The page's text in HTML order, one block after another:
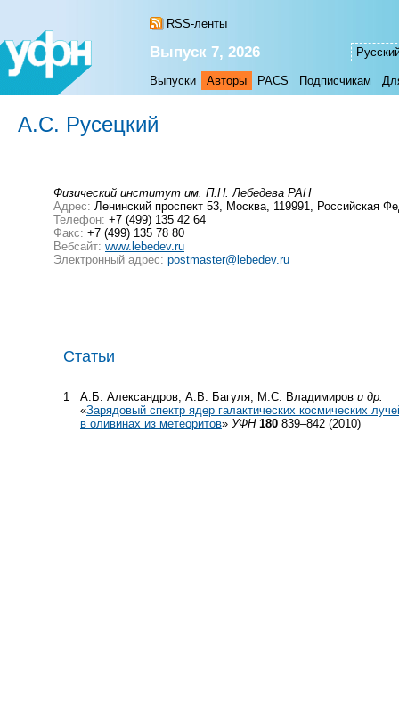
RSS-ленты
Выпуск 7, 2026
Выпуски Авторы PACS Подписчикам
А.С. Русецкий
Физический институт им. П.Н. Лебедева РАН
Адрес: Ленинский проспект 53, Москва, 119991, Российская
Телефон: +7 (499) 135 42 64
Факс: +7 (499) 135 78 80
Вебсайт: www.lebedev.ru
Электронный адрес: postmaster@lebedev.ru
Статьи
1 А.Б. Александров, А.В. Багуля, М.С. Владимиров и др.
«Зарядовый спектр ядер галактических космических
в оливинах из метеоритов» УФН 180 839–842 (2010)